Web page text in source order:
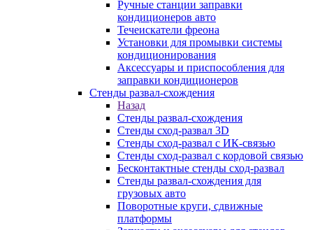
Ручные станции заправки
кондиционеров авто
Течеискатели фреона
Установки для промывки системы
кондиционирования
Аксессуары и приспособления для
заправки кондиционеров
Стенды развал-схождения
Назад
Стенды развал-схождения
Стенды сход-развал 3D
Стенды сход-развал с ИК-связью
Стенды сход-развал с кордовой связью
Бесконтактные стенды сход-развал
Стенды развал-схождения для
грузовых авто
Поворотные круги, сдвижные
платформы